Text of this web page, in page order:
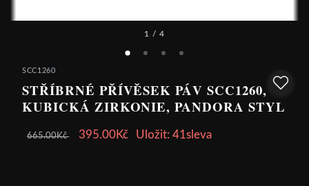
1 / 4
SCC1260
STŘÍBRNÉ PŘÍVĚSEK PÁV SCC1260,
KUBICKÁ ZIRKONIE, PANDORA STYL
665.00Kč 395.00Kč Uložit: 41sleva